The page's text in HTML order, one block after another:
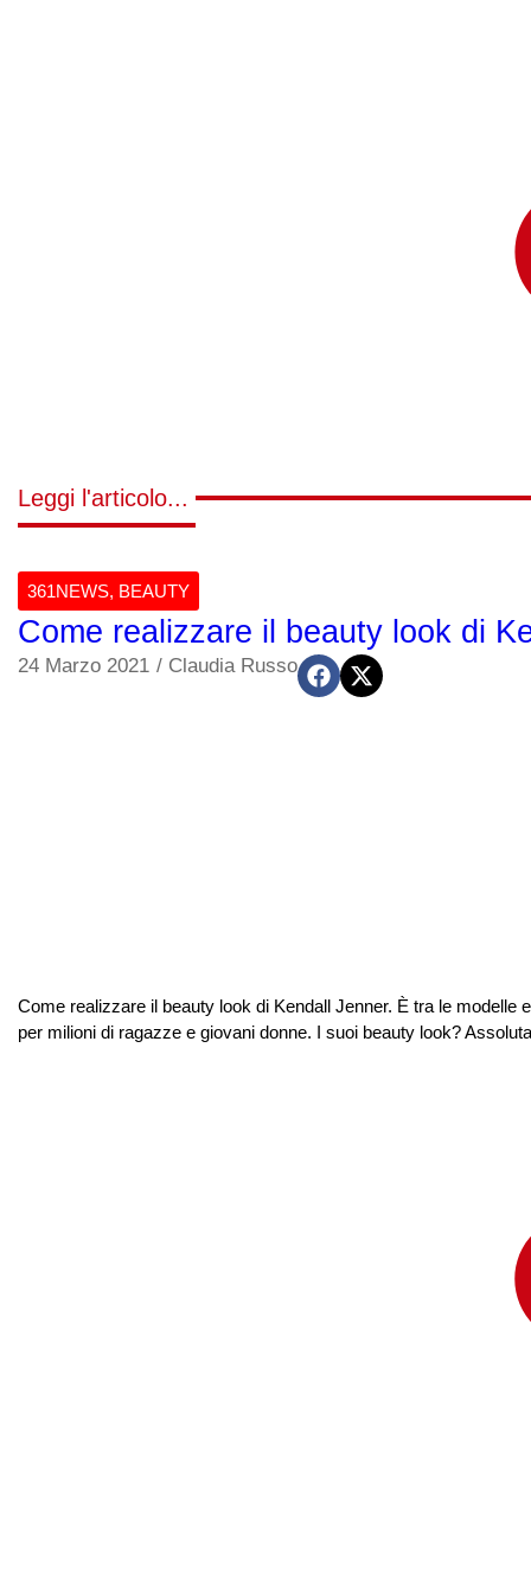
Leggi l'articolo...
361NEWS, BEAUTY
Come realizzare il beauty look di
24 Marzo 2021 / Claudia Russo
Come realizzare il beauty look di Kendall Jenner. È tra le
per milioni di ragazze e giovani donne. I suoi beauty look?